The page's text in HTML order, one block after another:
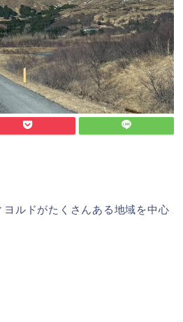
ルドがたくさんある地域を中心